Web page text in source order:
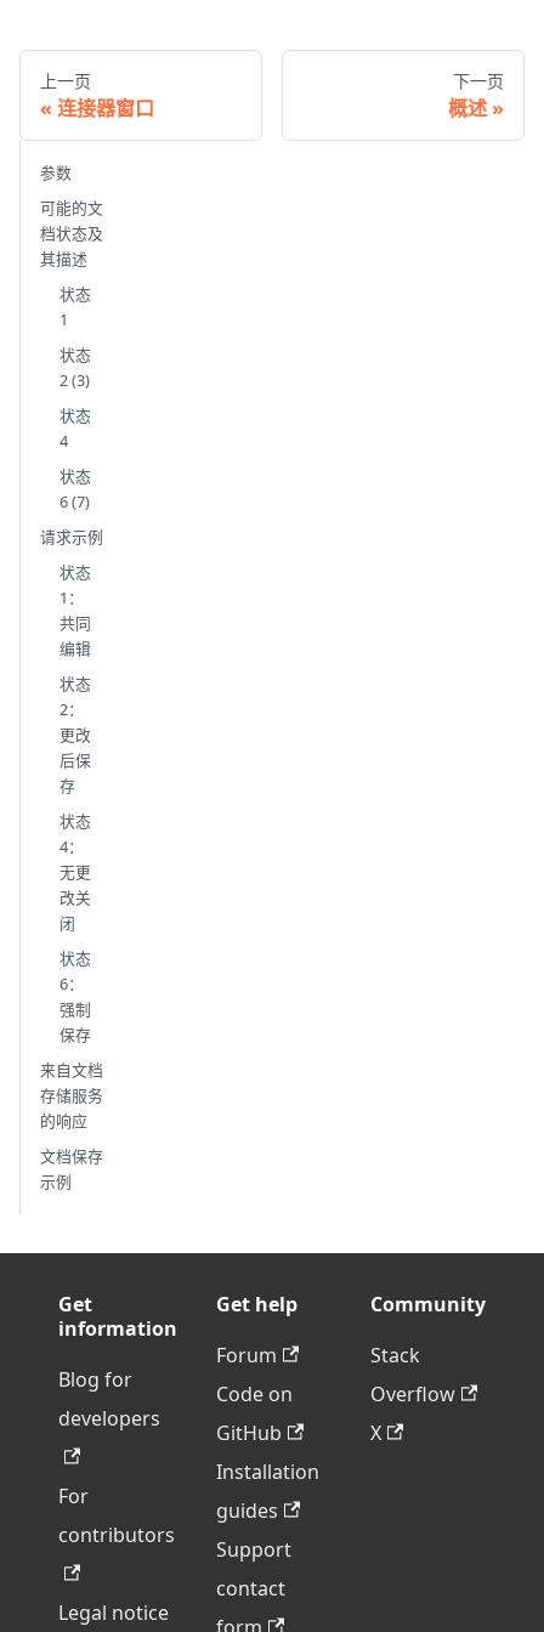
上一页
连接器窗口
下一页
概述
参数
可能的文
档状态及
其描述
状态
1
状态
2 (3)
状态
4
状态
6 (7)
请求示例
状态
1：
共同
编辑
状态
2：
更改
后保
存
状态
4：
无更
改关
闭
状态
6：
强制
保存
来自文档
存储服务
的响应
文档保存
示例
Get
information
Blog for
developers
For
contributors
Legal notice
Get help
Forum
Code on
GitHub
Installation
guides
Support
contact
Community
Stack
Overflow
X